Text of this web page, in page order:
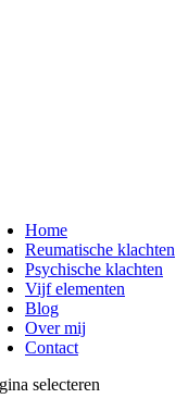
Home
Reumatische klachten
Psychische klachten
Vijf elementen
Blog
Over mij
Contact
selecteren